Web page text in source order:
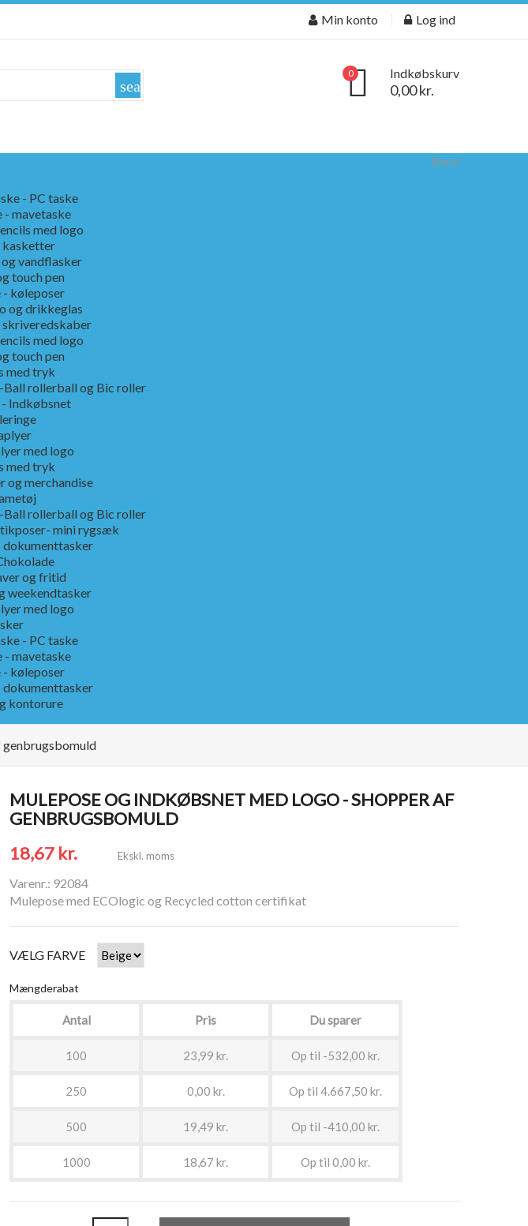
Min konto Log ind
Indkøbskurv
0,00 kr.
0
search
Back
- PC taske
mavetaske
med logo
kasketter
vandflasker
touch pen
- køleposer
og drikkeglas
skriveredskaber
med logo
touch pen
med tryk
Ball rollerball og Bic roller
Indkøbsnet
med logo
med tryk
og merchandise
Ball rollerball og Bic roller
mini rygsæk
dokumenttasker
og fritid
weekendtasker
med logo
- PC taske
mavetaske
- køleposer
dokumenttasker
kontorure
genbrugsbomuld
MULEPOSE OG INDKØBSNET MED LOGO - SHOPPER AF
GENBRUGSBOMULD
18,67 kr.
Ekskl. moms
Varenr.: 92084
Mulepose med ECOlogic og Recycled cotton certifikat
VÆLG FARVE
Mængderabat
Antal Pris Du sparer
100 23,99 kr. Op til -532,00 kr.
250 0,00 kr. Op til 4.667,50 kr.
500 19,49 kr. Op til -410,00 kr.
1000 18,67 kr. Op til 0,00 kr.